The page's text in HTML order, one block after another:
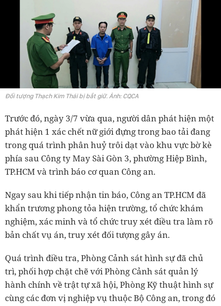
Đối tượng Thạch Kim Thái bị bắt giữ. Ảnh: CQCA
Trước đó, ngày 3/7 vừa qua, người dân phát hiện một
phát hiện 1 xác chết nữ giới đựng trong bao tải đang
trong quá trình phân huỷ trôi dạt vào khu vực bờ kè
phía sau Công ty May Sài Gòn 3, phường Hiệp Bình,
TP.HCM và trình báo cơ quan Công an.
Ngay sau khi tiếp nhận tin báo, Công an TP.HCM đã
khẩn trương phong tỏa hiện trường, tổ chức khám
nghiệm, xác minh và tổ chức truy xét điều tra làm rõ
bản chất vụ án, truy xét đối tượng gây án.
Quá trình điều tra, Phòng Cảnh sát hình sự đã chủ
trì, phối hợp chặt chẽ với Phòng Cảnh sát quản lý
hành chính về trật tự xã hội, Phòng Kỹ thuật hình sự
cùng các đơn vị nghiệp vụ thuộc Bộ Công an, trong đó